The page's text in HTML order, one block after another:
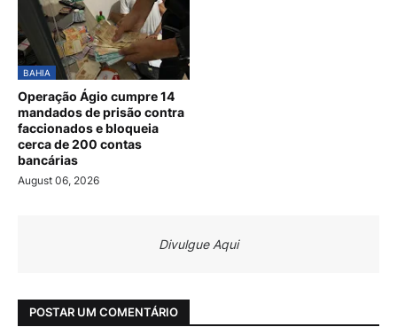
BAHIA
Operação Ágio cumpre 14
mandados de prisão contra
faccionados e bloqueia
cerca de 200 contas
bancárias
August 06, 2026
Divulgue Aqui
POSTAR UM COMENTÁRIO